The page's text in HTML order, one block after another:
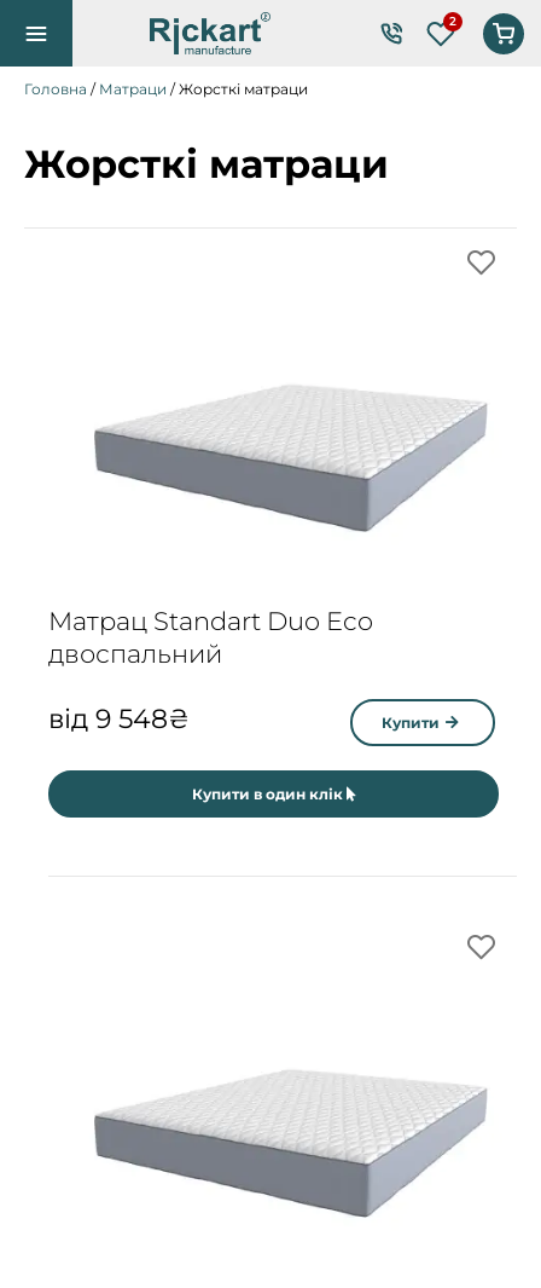
Список
Головна / Матраци / Жорсткі матраци
Жорсткі матраци
Матрац Standart Duo Eco
двоспальний
від 9 548₴ Купити
Купити в один клік